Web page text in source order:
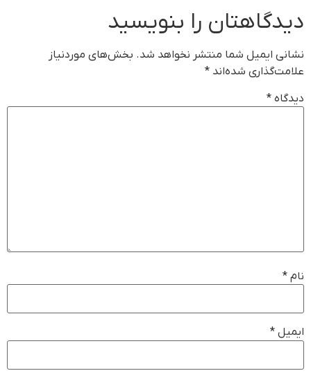
دیدگاهتان را بنویسید
نشانی ایمیل شما منتشر نخواهد شد. بخش‌های موردنیاز
علامت‌گذاری شده‌اند *
دیدگاه *
نام *
ایمیل *